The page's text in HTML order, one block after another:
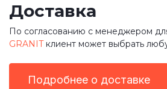
Доставка
По согласованию с менеджером
GRANITклиент может выбрать
Подробнее о доставке